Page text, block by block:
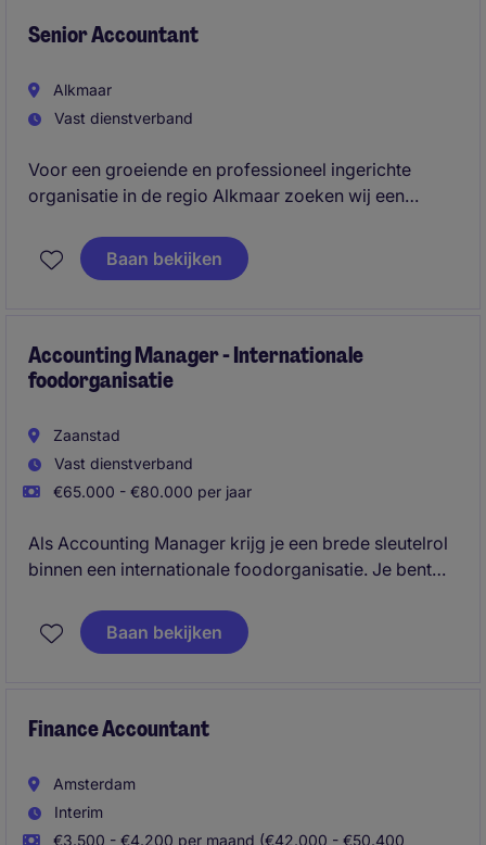
bij aan de financiële ondersteuning van de verdere
Senior Accountant
Alkmaar
Vast dienstverband
Voor een groeiende en professioneel ingerichte
organisatie in de regio Alkmaar zoeken wij een
de financiële administratie, maandafsluitingen en
rapportages. Een mooie rol voor iemand die graag
Baan bekijken
Accounting Manager - Internationale
foodorganisatie
Zaanstad
Vast dienstverband
€65.000 - €80.000 per jaar
Als Accounting Manager krijg je een brede sleutelrol
binnen een internationale foodorganisatie. Je bent
Dutch GAAP jaarrekeningen, maand- en
jaarafsluitingen en het verder optimaliseren en
Baan bekijken
Finance Accountant
Amsterdam
Interim
€3.500 - €4.200 per maand (€42.000 - €50.400